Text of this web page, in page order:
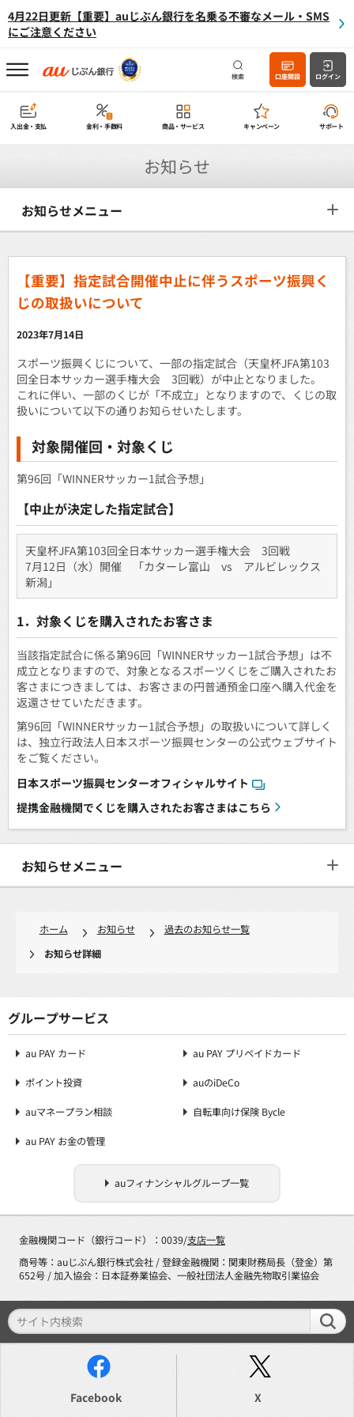
4月22日更新【重要】auじぶん銀行を名乗る不審なメール・SMS
にご注意ください
検索 口座開設 ログイン
入出金・支払 金利・手数料 商品・サービス キャンペーン サポート
お知らせ
お知らせメニュー
【重要】指定試合開催中止に伴うスポーツ振興く
じの取扱いについて
2023年7月14日
スポーツ振興くじについて、一部の指定試合（天皇杯JFA第103
回全日本サッカー選手権大会 3回戦）が中止となりました。
これに伴い、一部のくじが「不成立」となりますので、くじの取
扱いについて以下の通りお知らせいたします。
対象開催回・対象くじ
第96回「WINNERサッカー1試合予想」
【中止が決定した指定試合】
天皇杯JFA第103回全日本サッカー選手権大会 3回戦
7月12日（水）開催 「カターレ富山 vs アルビレックス
新潟」
1．対象くじを購入されたお客さま
当該指定試合に係る第96回「WINNERサッカー1試合予想」は不
成立となりますので、対象となるスポーツくじをご購入されたお
客さまにつきましては、お客さまの円普通預金口座へ購入代金を
返還させていただきます。
第96回「WINNERサッカー1試合予想」の取扱いについて詳しく
は、独立行政法人日本スポーツ振興センターの公式ウェブサイト
をご覧ください。
日本スポーツ振興センターオフィシャルサイト
提携金融機関でくじを購入されたお客さまはこちら
お知らせメニュー
ホーム お知らせ
過去のお知らせ一覧
お知らせ詳細
グループサービス
au PAY カード au PAY プリペイドカード
ポイント投資 auのiDeCo
auマネープラン相談 自転車向け保険 Bycle
au PAY お金の管理
auフィナンシャルグループ一覧
金融機関コード（銀行コード）：0039/支店一覧
商号等：auじぶん銀行株式会社 / 登録金融機関：関東財務局長（登金）第
652号 / 加入協会：日本証券業協会、一般社団法人金融先物取引業協会
Facebook X